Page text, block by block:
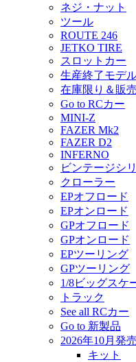
ネジ・ナット
ツール
ROUTE 246
JETKO TIRE
スロットカー
生産終了モデ
在庫限り＆販
Go to RCカー
MINI-Z
FAZER Mk2
FAZER D2
INFERNO
ビンテージシ
クローラー
EPオフロード
EPオンロード
GPオフロード
GPオンロード
EPツーリング
GPツーリング
1/8ビッグスケ
トラック
See all RCカー
Go to 新製品
2026年10月発売
キット